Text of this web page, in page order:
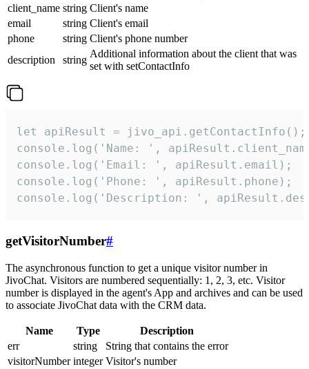
client_name string Client's name
email
string Client's email
phone
string Client's phone number
description
string
Additional information about the client that was
set with setContactInfo
let apiResult = jivo_api.getContactInfo();
console.log('Name: ',
console.log('Email: ', apiResult.email);
console.log('Phone: ', apiResult.phone);
console.log('Description: ',
getVisitorNumber#
The asynchronous function to get a unique visitor number in
JivoChat. Visitors are numbered sequentially: 1, 2, 3, etc. Visitor
number is displayed in the agent's App and archives and can be used
to associate JivoChat data with the CRM data.
Name Type
Description
err
string
String that contains the error
visitorNumber integer Visitor's number